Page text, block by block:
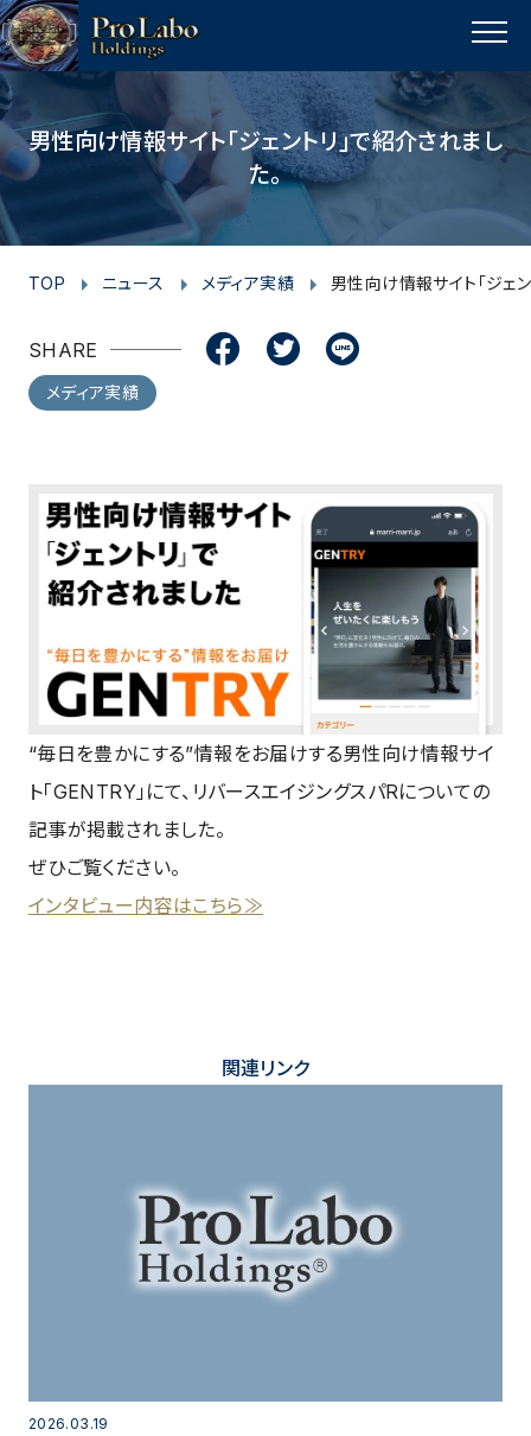
MENU
男性向け情報サイト「ジェントリ」で紹介されまし
た。
TOP ニュース メディア実績 男性向け情報サイト「ジェ
SHARE
c
e
b
o
o
k
i
t
t
e
n
e
メディア実績
“毎日を豊かにする”情報をお届けする男性向け情報サイ
ト「GENTRY」にて、リバースエイジングスパRについての
記事が掲載されました。
ぜひご覧ください。
インタビュー内容はこちら≫
関連リンク
2026.03.19
p
a
g
e
t
o
p
s
t
a
g
r
a
m
c
e
b
o
k
i
t
t
e
r
u
t
u
e